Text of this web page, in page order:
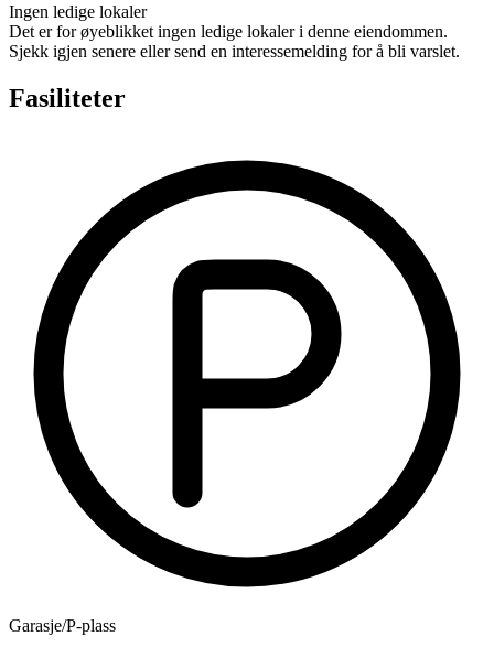
Ingen ledige lokaler
Det er for øyeblikket ingen ledige lokaler i denne eiendommen.
Sjekk igjen senere eller send en interessemelding for å bli varslet.
Fasiliteter
Garasje/P-plass